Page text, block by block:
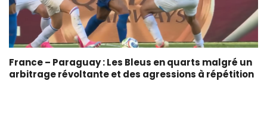
France – Paraguay : Les Bleus en quarts malgré un
arbitrage révoltante et des agressions à répétition